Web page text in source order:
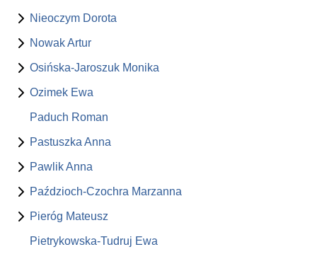
Nieoczym Dorota
Nowak Artur
Osińska-Jaroszuk Monika
Ozimek Ewa
Paduch Roman
Pastuszka Anna
Pawlik Anna
Paździoch-Czochra Marzanna
Pieróg Mateusz
Pietrykowska-Tudruj Ewa